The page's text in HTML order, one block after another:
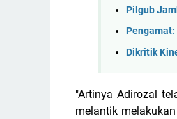
Pilgub
Dikritik
"Artinya Adirozal
melantik